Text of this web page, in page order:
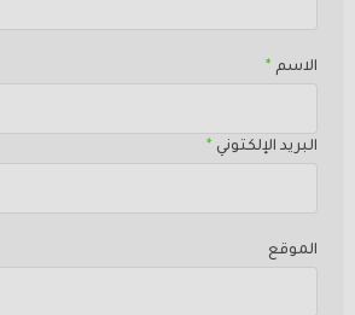
الاسم *
البريد الإلكتوني *
الموقع